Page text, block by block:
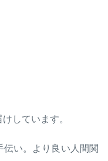
しています。
い。より良い人間関